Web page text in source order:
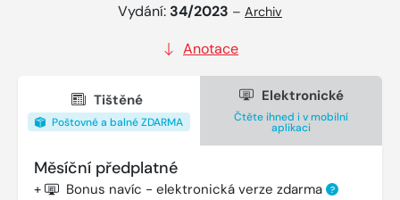
Vydání: 34/2023 – Archiv
Anotace
Tištěné
Poštovné a balné ZDARMA
Elektronické
Čtěte ihned i v mobilní
aplikaci
Měsíční předplatné
+ Bonus navíc - elektronická verze zdarma ?